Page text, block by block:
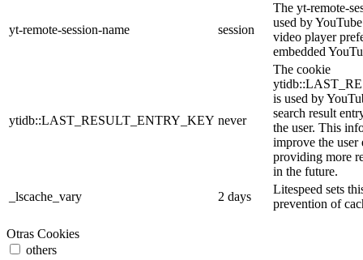
yt-remote-session-name session
The yt-remote-
used by
video player
embedded
ytidb::LAST_RESULT_ENTRY_KEY never
The cookie
is used by
search result
the user. This
improve the user
providing more
in the future.
_lscache_vary
2 days
Litespeed sets
prevention of
Otras Cookies
others